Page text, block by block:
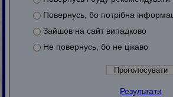
Повернусь, бо потрібна
Зайшов на сайт випадково
Не повернусь, бо не цікаво
Результати